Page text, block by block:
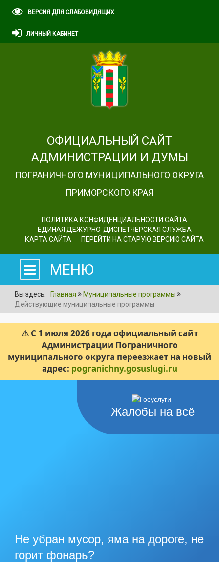
ВЕРСИЯ ДЛЯ СЛАБОВИДЯЩИХ
ЛИЧНЫЙ КАБИНЕТ
ОФИЦИАЛЬНЫЙ САЙТ
АДМИНИСТРАЦИИ И ДУМЫ
ПОГРАНИЧНОГО МУНИЦИПАЛЬНОГО ОКРУГА
ПРИМОРСКОГО КРАЯ
ПОЛИТИКА КОНФИДЕНЦИАЛЬНОСТИ САЙТА
ЕДИНАЯ ДЕЖУРНО-ДИСПЕТЧЕРСКАЯ СЛУЖБА
КАРТА САЙТА
ПЕРЕЙТИ НА СТАРУЮ ВЕРСИЮ САЙТА
МЕНЮ
Вы здесь: Главная
Муниципальные программы
Действующие муниципальные программы
⚠ С 1 июля 2026 года официальный сайт
Администрации Пограничного
муниципального округа переезжает на новый
адрес: pogranichny.gosuslugi.ru
Жалобы на всё
Не убран мусор, яма на дороге, не
горит фонарь?